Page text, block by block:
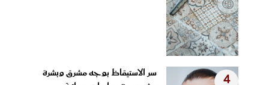
4
سر الاستيقاظ بوجه مشرق وبشرة